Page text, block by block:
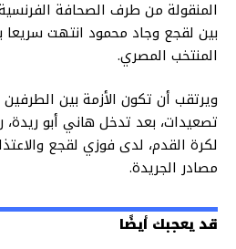
المنقولة من طرف الصحافة
بين لقجع وجاد محمود انتهت
المنتخب المصري.
ويرتقب أن تكون الأزمة بين
تصعيدات، بعد تدخل هاني أبو ريدة،
لكرة القدم، لدى فوزي لقجع
مصادر الجريدة.
قد يعجبك أيضًا